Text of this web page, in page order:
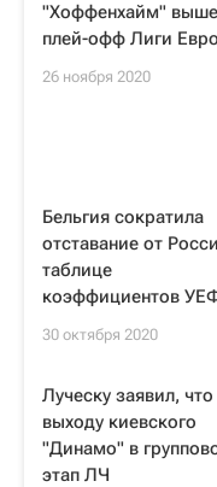
"Хоффенхайм"
плей-офф Лиги
26 ноября 2020
Бельгия сократила
отставание от
таблице
коэффициентов
30 октября 2020
Луческу заявил,
выходу киевского
"Динамо" в
этап ЛЧ